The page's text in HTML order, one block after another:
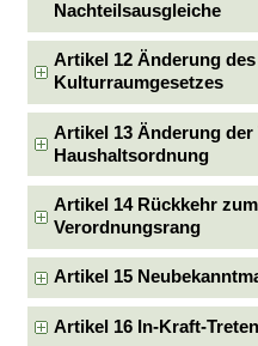
Nachteilsausgleiche
Artikel 12 Änderung
Kulturraumgesetzes
Artikel 13 Änderung
Haushaltsordnung
Artikel 14 Rückkehr
Verordnungsrang
Artikel 15
Artikel 16 In-Kraft-Treten